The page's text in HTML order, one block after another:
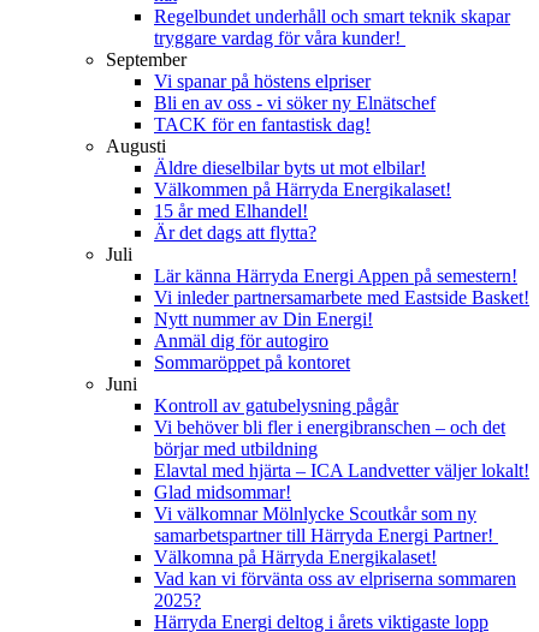
Regelbundet underhåll och smart teknik skapar
tryggare vardag för våra kunder!
September
Vi spanar på höstens elpriser
Bli en av oss - vi söker ny Elnätschef
TACK för en fantastisk dag!
Augusti
Äldre dieselbilar byts ut mot elbilar!
Välkommen på Härryda Energikalaset!
15 år med Elhandel!
Är det dags att flytta?
Juli
Lär känna Härryda Energi Appen på semestern!
Vi inleder partnersamarbete med Eastside Basket!
Nytt nummer av Din Energi!
Anmäl dig för autogiro
Sommaröppet på kontoret
Juni
Kontroll av gatubelysning pågår
Vi behöver bli fler i energibranschen – och det
börjar med utbildning
Elavtal med hjärta – ICA Landvetter väljer lokalt!
Glad midsommar!
Vi välkomnar Mölnlycke Scoutkår som ny
samarbetspartner till Härryda Energi Partner!
Välkomna på Härryda Energikalaset!
Vad kan vi förvänta oss av elpriserna sommaren
2025?
Härryda Energi deltog i årets viktigaste lopp